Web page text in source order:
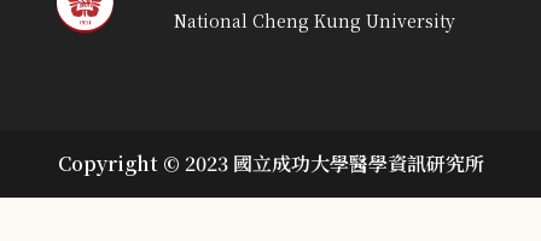
National Cheng Kung University
Copyright © 2023 國立成功大學醫學資訊研究所